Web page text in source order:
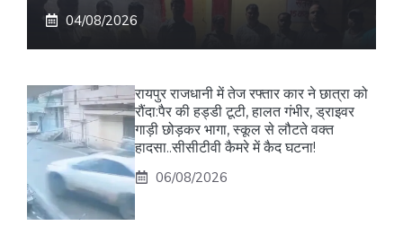
04/08/2026
रायपुर राजधानी में तेज रफ्तार कार ने छात्रा को
रौंदा:पैर की हड्डी टूटी, हालत गंभीर, ड्राइवर
गाड़ी छोड़कर भागा, स्कूल से लौटते वक्त
हादसा..सीसीटीवी कैमरे में कैद घटना!
06/08/2026